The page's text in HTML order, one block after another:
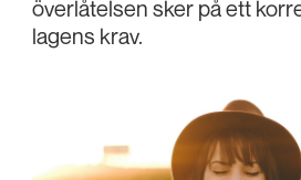
överlåtelsen sker på ett
lagens krav.